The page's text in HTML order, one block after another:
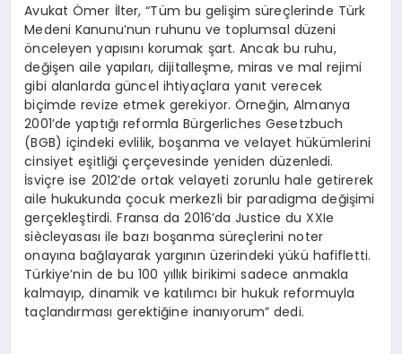
Avukat Ömer İlter, “Tüm bu gelişim süreçlerinde Türk
Medeni Kanunu’nun ruhunu ve toplumsal düzeni
önceleyen yapısını korumak şart. Ancak bu ruhu,
değişen aile yapıları, dijitalleşme, miras ve mal rejimi
gibi alanlarda güncel ihtiyaçlara yanıt verecek
biçimde revize etmek gerekiyor. Örneğin, Almanya
2001’de yaptığı reformla Bürgerliches Gesetzbuch
(BGB) içindeki evlilik, boşanma ve velayet hükümlerini
cinsiyet eşitliği çerçevesinde yeniden düzenledi.
İsviçre ise 2012’de ortak velayeti zorunlu hale getirerek
aile hukukunda çocuk merkezli bir paradigma değişimi
gerçekleştirdi. Fransa da 2016’da Justice du XXIe
siècleyasası ile bazı boşanma süreçlerini noter
onayına bağlayarak yargının üzerindeki yükü hafifletti.
Türkiye’nin de bu 100 yıllık birikimi sadece anmakla
kalmayıp, dinamik ve katılımcı bir hukuk reformuyla
taçlandırması gerektiğine inanıyorum” dedi.